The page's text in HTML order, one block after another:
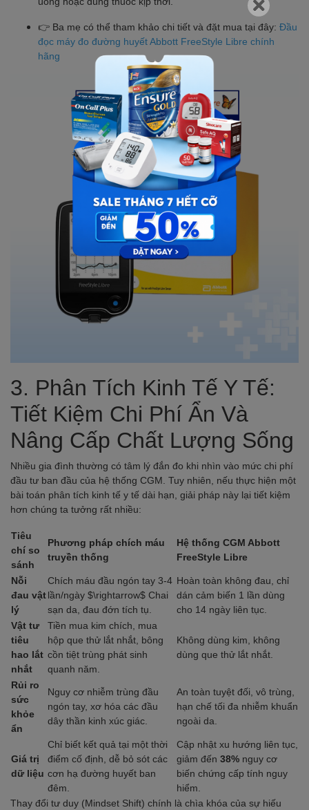
👉 Ba mẹ có thể tham khảo chi tiết và đặt mua tại đây: Đầu
đọc máy đo đường huyết Abbott FreeStyle Libre chính
hãng
3. Phân Tích Kinh Tế Y Tế:
Tiết Kiệm Chi Phí Ẩn Và
Nâng Cấp Chất Lượng Sống
Nhiều gia đình thường có tâm lý đắn đo khi nhìn vào mức chi phí
đầu tư ban đầu của hệ thống CGM. Tuy nhiên, nếu thực hiện một
bài toán phân tích kinh tế y tế dài hạn, giải pháp này lại tiết kiệm
hơn chúng ta tưởng rất nhiều:
Tiêu
chí so
sánh
Phương pháp chích máu
truyền thống
Hệ thống CGM Abbott
FreeStyle Libre
Nỗi
đau vật
lý
Chích máu đầu ngón tay 3-4
lần/ngày $\rightarrow$ Chai
sạn da, đau đớn tích tụ.
Hoàn toàn không đau, chỉ
dán cảm biến 1 lần dùng
cho 14 ngày liên tục.
Vật tư
tiêu
hao lắt
nhắt
Tiền mua kim chích, mua
hộp que thử lắt nhắt, bông
cồn tiệt trùng phát sinh
quanh năm.
Không dùng kim, không
dùng que thử lắt nhắt.
Rủi ro
sức
khỏe
ẩn
Nguy cơ nhiễm trùng đầu
ngón tay, xơ hóa các đầu
dây thần kinh xúc giác.
An toàn tuyệt đối, vô trùng,
hạn chế tối đa nhiễm khuẩn
ngoài da.
Giá trị
dữ liệu
Chỉ biết kết quả tại một thời
điểm cố định, dễ bỏ sót các
cơn hạ đường huyết ban
đêm.
Cập nhật xu hướng liên tục,
giảm đến 38% nguy cơ
biến chứng cấp tính nguy
hiểm.
Thay đổi tư duy (Mindset Shift) chính là chìa khóa của sự hiếu